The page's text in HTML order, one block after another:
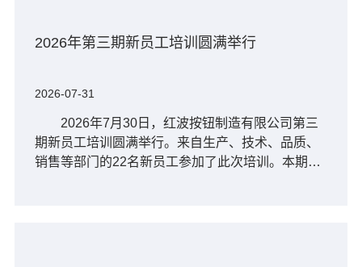
2026年第三期新员工培训圆满举行
2026-07-31
2026年7月30日，红波按钮制造有限公司第三
期新员工培训圆满举行。来自生产、技术、品质、
销售等部门的22名新员工参加了此次培训。本期培